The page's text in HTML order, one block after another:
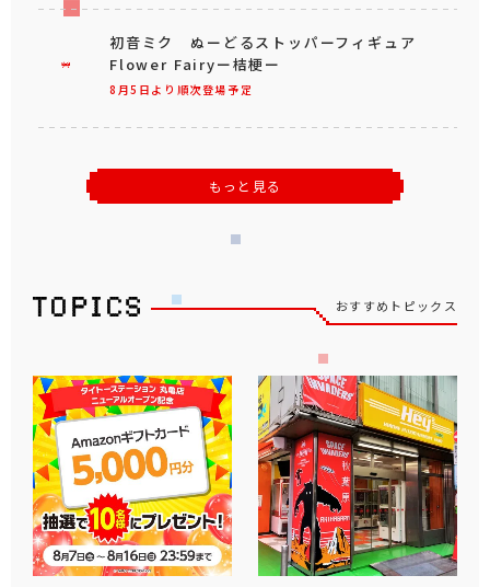
8月5日より順次登場予定
初音ミク ぬーどるストッパーフィギュア
Flower Fairyー桔梗ー
もっと見る
おすすめトピックス